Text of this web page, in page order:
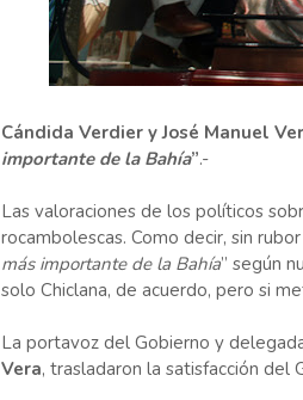
Cándida Verdier y José Manuel
importante de la Bahía”.-
Las valoraciones de los políticos
rocambolescas. Como decir, sin
más importante de la Bahía” según
solo Chiclana, de acuerdo, pero si
La portavoz del Gobierno y
Vera, trasladaron la satisfacción del